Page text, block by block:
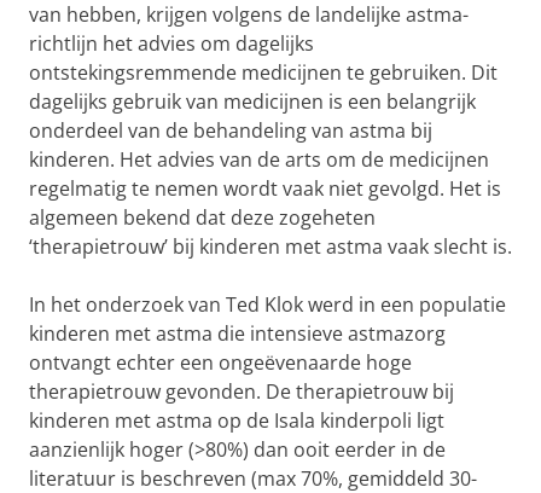
van hebben, krijgen volgens de landelijke astma-
richtlijn het advies om dagelijks
ontstekingsremmende medicijnen te gebruiken. Dit
dagelijks gebruik van medicijnen is een belangrijk
onderdeel van de behandeling van astma bij
kinderen. Het advies van de arts om de medicijnen
regelmatig te nemen wordt vaak niet gevolgd. Het is
algemeen bekend dat deze zogeheten
‘therapietrouw’ bij kinderen met astma vaak slecht is.
In het onderzoek van Ted Klok werd in een populatie
kinderen met astma die intensieve astmazorg
ontvangt echter een ongeëvenaarde hoge
therapietrouw gevonden. De therapietrouw bij
kinderen met astma op de Isala kinderpoli ligt
aanzienlijk hoger (>80%) dan ooit eerder in de
literatuur is beschreven (max 70%, gemiddeld 30-